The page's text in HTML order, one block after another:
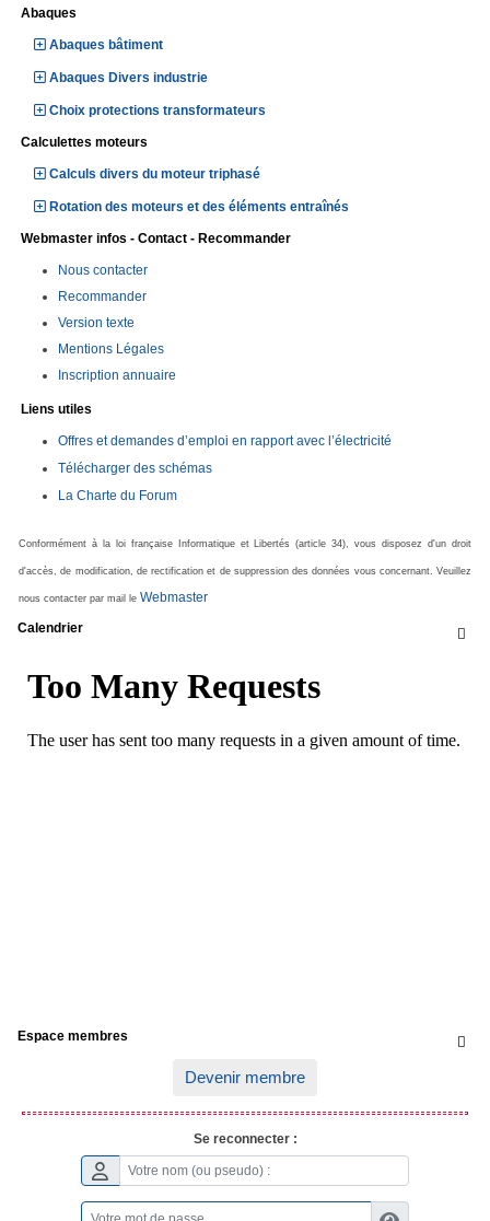
Abaques
Abaques bâtiment
Abaques Divers industrie
Choix protections transformateurs
Calculettes moteurs
Calculs divers du moteur triphasé
Rotation des moteurs et des éléments entraînés
Webmaster infos - Contact - Recommander
Nous contacter
Recommander
Version texte
Mentions Légales
Inscription annuaire
Liens utiles
Offres et demandes d’emploi en rapport avec l’électricité
Télécharger des schémas
La Charte du Forum
Conformément à la loi française Informatique et Libertés (article 34), vous disposez d'un droit
d'accès, de modification, de rectification et de suppression des données vous concernant. Veuillez
nous contacter par mail le Webmaster

Calendrier

Espace membres
Devenir membre
Se reconnecter :